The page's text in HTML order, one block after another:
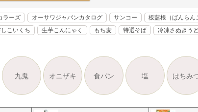
ラーズ オーサワジャパンカタログ サンコー
板藍根（ばんらん
こいくち 生芋こんにゃく もち麦 特選そば 冷凍さぬきう
九鬼 オニザキ 食パン 塩 はちみ